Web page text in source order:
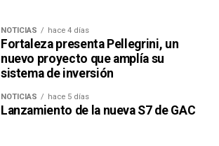
NOTICIAS hace 4 días
Fortaleza presenta Pellegrini, un
nuevo proyecto que amplía su
sistema de inversión
NOTICIAS hace 5 días
Lanzamiento de la nueva S7 de GAC